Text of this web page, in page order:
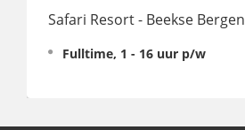
Safari Resort - Beekse Bergen
Fulltime, 1 - 16 uur p/w